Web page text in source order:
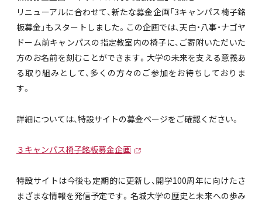
リニューアルに合わせて、新たな募金企画「3キャンパス椅子銘
板募金」もスタートしました。この企画では、天白・八事・ナゴヤ
ドーム前キャンパスの指定教室内の椅子に、ご寄附いただいた
方のお名前を刻むことができます。大学の未来を支える意義あ
る取り組みとして、多くの方々のご参加をお待ちしておりま
す。
詳細については、特設サイトの募金ページをご確認ください。
３キャンパス椅子銘板募金企画
特設サイトは今後も定期的に更新し、開学100周年に向けたさ
まざまな情報を発信予定です。名城大学の歴史と未来への歩み